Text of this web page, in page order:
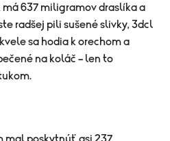
má 637 miligramov draslíka a
radšej pili sušené slivky, 3dcl
sa hodia k orechom a
na koláč – len to